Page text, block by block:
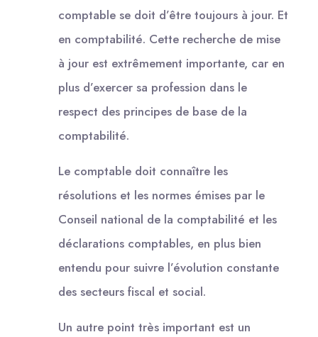
comptable se doit d’être toujours à jour. Et
en comptabilité. Cette recherche de mise
à jour est extrêmement importante, car en
plus d’exercer sa profession dans le
respect des principes de base de la
comptabilité.
Le comptable doit connaître les
résolutions et les normes émises par le
Conseil national de la comptabilité et les
déclarations comptables, en plus bien
entendu pour suivre l’évolution constante
des secteurs fiscal et social.
Un autre point très important est un